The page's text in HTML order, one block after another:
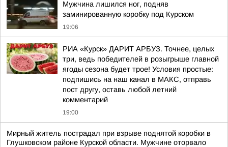
Мужчина лишился ног, подняв
заминированную коробку под Курском
19:06
РИА «Курск» ДАРИТ АРБУЗ. Точнее, целых
три, ведь победителей в розыгрыше главной
ягоды сезона будет трое! Условия простые:
подпишись на наш канал в МАКС, отправь
пост другу, оставь любой летний
комментарий
19:00
Мирный житель пострадал при взрыве поднятой коробки в
Глушковском районе Курской области. Мужчине оторвало